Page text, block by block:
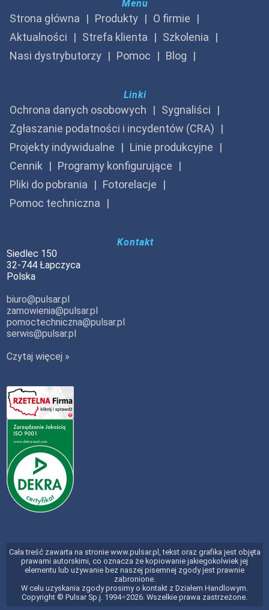
Menu
Strona główna Produkty
O firmie
Aktualności
Strefa klienta
Szkolenia
Nasi dystrybutorzy
Pomoc Blog
Linki
Ochrona danych osobowych
Sygnaliści
Zgłaszanie podatności i incydentów (CRA)
Projekty indywidualne
Linie produkcyjne
Cennik
Programy konfigurujące
Pliki do pobrania
Fotorelacje
Pomoc techniczna
Kontakt
Siedlec 150
32-744 Łapczyca
Polska
biuro@pulsar.pl
zamowienia@pulsar.pl
pomoctechniczna@pulsar.pl
serwis@pulsar.pl
Czytaj więcej »
Cała treść zawarta na stronie www.pulsar.pl, tekst oraz grafika jest objęta
prawami autorskimi, co oznacza że kopiowanie jakiegokolwiek jej
elementu lub używanie bez naszej pisemnej zgody jest prawnie
zabronione.
W celu uzyskania zgody prosimy o kontakt z Działem Handlowym.
Copyright © Pulsar Sp.j. 1994÷2026. Wszelkie prawa zastrzeżone.